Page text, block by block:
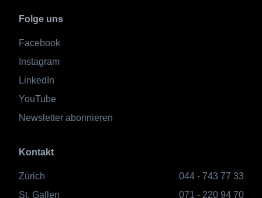
Folge uns
Facebook
Instagram
LinkedIn
YouTube
Newsletter abonnieren
Kontakt
Zürich
044 - 743 77 33
St. Gallen
071 - 220 94 70